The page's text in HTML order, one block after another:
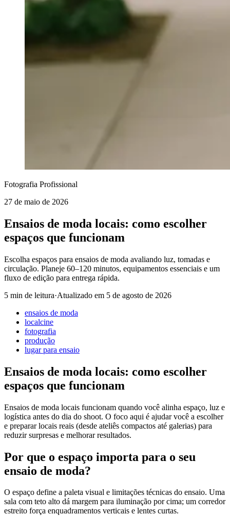
Fotografia Profissional
27 de maio de 2026
Ensaios de moda locais: como escolher
espaços que funcionam
Escolha espaços para ensaios de moda avaliando luz, tomadas e
circulação. Planeje 60–120 minutos, equipamentos essenciais e um
fluxo de edição para entrega rápida.
5 min de leitura·Atualizado em 5 de agosto de 2026
ensaios de moda
localcine
fotografia
produção
lugar para ensaio
Ensaios de moda locais: como escolher
espaços que funcionam
Ensaios de moda locais funcionam quando você alinha espaço, luz e
logística antes do dia do shoot. O foco aqui é ajudar você a escolher
e preparar locais reais (desde ateliês compactos até galerias) para
reduzir surpresas e melhorar resultados.
Por que o espaço importa para o seu
ensaio de moda?
O espaço define a paleta visual e limitações técnicas do ensaio. Uma
sala com teto alto dá margem para iluminação por cima; um corredor
estreito força enquadramentos verticais e lentes curtas.